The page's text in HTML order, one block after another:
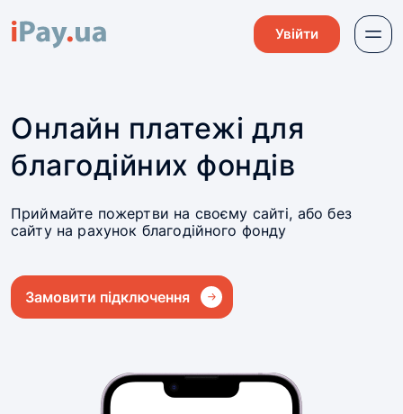
Увійти
Онлайн платежі для
благодійних фондів
Приймайте пожертви на своєму сайті, або без
сайту на рахунок благодійного фонду
Замовити підключення